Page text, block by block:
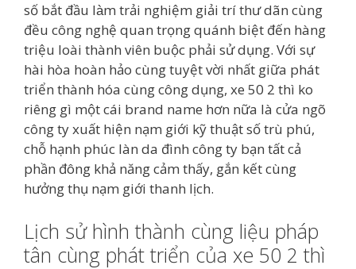
số bắt đầu làm trải nghiệm giải trí thư dãn cùng
đều công nghệ quan trọng quánh biệt đến hàng
triệu loài thành viên buộc phải sử dụng. Với sự
hài hòa hoàn hảo cùng tuyệt vời nhất giữa phát
triển thành hóa cùng công dụng, xe 50 2 thì ko
riêng gì một cái brand name hơn nữa là cửa ngõ
công ty xuất hiện nạm giới kỹ thuật số trù phú,
chỗ hạnh phúc làn da đình công ty bạn tất cả
phần đông khả năng cảm thấy, gắn kết cùng
hưởng thụ nạm giới thanh lịch.
Lịch sử hình thành cùng liệu pháp
tân cùng phát triển của xe 50 2 thì